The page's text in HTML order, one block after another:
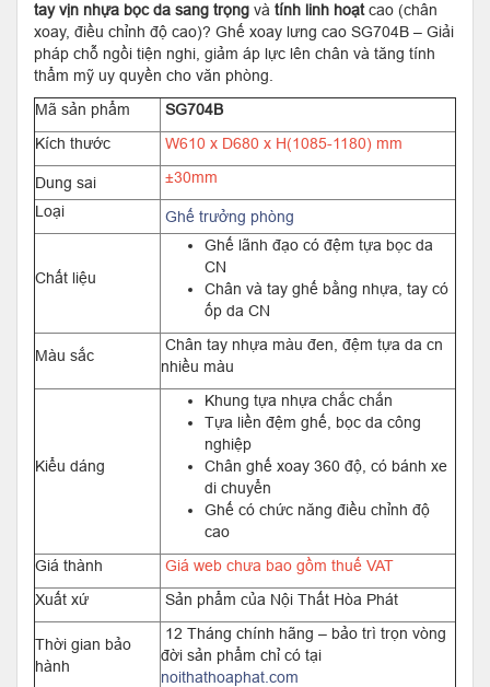
tay vịn nhựa bọc da sang trọng và tính linh hoạtcao (chân
xoay, điều chỉnh độ cao)? Ghế xoay lưng cao SG704B – Giải
pháp chỗ ngồi tiện nghi, giảm áp lực lên chân và tăng tính
thẩm mỹ uy quyền cho văn phòng.
Mã sản phẩm
SG704B
Kích thước
W610 x D680 x H(1085-1180) mm
Dung sai
±30mm
Loại
Ghế trưởng phòng
Chất liệu
Ghế lãnh đạo có đệm tựa bọc da
CN
Chân và tay ghế bằng nhựa, tay có
ốp da CN
Màu sắc
Chân tay nhựa màu đen, đệm tựa da cn
nhiều màu
Kiểu dáng
Khung tựa nhựa chắc chắn
Tựa liền đệm ghế, bọc da công
nghiệp
Chân ghế xoay 360 độ, có bánh xe
di chuyển
Ghế có chức năng điều chỉnh độ
cao
Giá thành
Giá web chưa bao gồm thuế VAT
Xuất xứ
Sản phẩm của Nội Thất Hòa Phát
Thời gian bảo
hành
12 Tháng chính hãng – bảo trì trọn vòng
đời sản phẩm chỉ có tại
noithathoaphat.com